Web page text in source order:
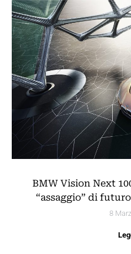
BMW Vision Next
“assaggio” di
8